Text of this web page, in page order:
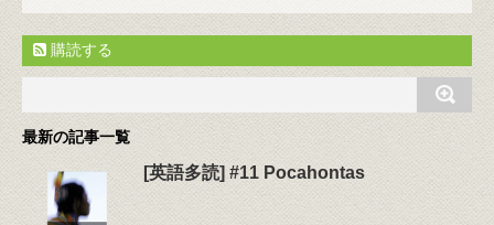
購読する
最新の記事一覧
[英語多読] #11 Pocahontas